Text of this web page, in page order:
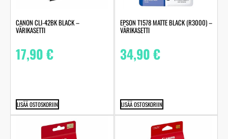
CANON CLI-42BK BLACK –
VÄRIKASETTI
17,90€
LISÄÄ OSTOSKORIIN
EPSON T1578 MATTE BLACK (R3000) –
VÄRIKASETTI
34,90€
LISÄÄ OSTOSKORIIN